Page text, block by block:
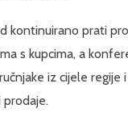
kontinuirano prati
s kupcima, a
iz cijele regije
prodaje.